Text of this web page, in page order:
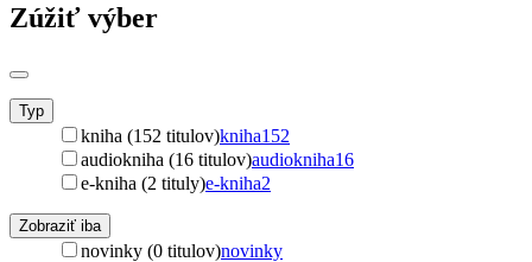
Zúžiť výber
Typ
kniha (152 titulov)kniha152
audiokniha (16 titulov)audiokniha16
e-kniha (2 tituly)e-kniha2
Zobraziť iba
novinky (0 titulov)novinky